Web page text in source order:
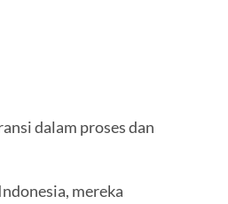
dalam proses dan
mereka